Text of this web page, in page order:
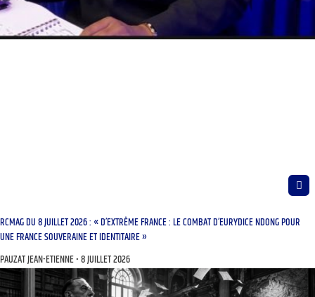
RCMAG DU 8 JUILLET 2026 : « D’EXTRÊME FRANCE : LE COMBAT D’EURYDICE NDONG POUR
UNE FRANCE SOUVERAINE ET IDENTITAIRE »
PAUZAT JEAN-ETIENNE 8 JUILLET 2026